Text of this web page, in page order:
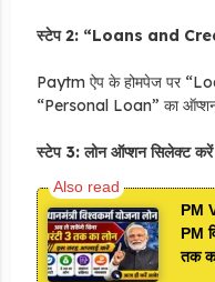
स्टेप 2: “Loans and
Paytm ऐप के होमपेज पर
“Personal Loan” का
स्टेप 3: लोन ऑप्शन सिलेक्ट करें
PM
PM
तक